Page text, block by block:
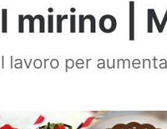
mirino |
lavoro per